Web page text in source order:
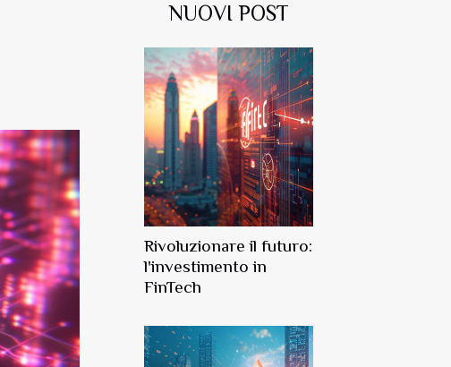
NUOVI POST
Rivoluzionare il futuro:
l'investimento in
FinTech